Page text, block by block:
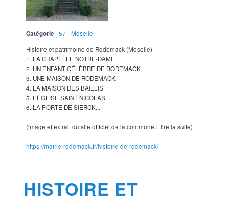
Catégorie
57 - Moselle
Histoire et patrimoine de Rodemack (Moselle)
1. LA CHAPELLE NOTRE-DAME
2. UN ENFANT CÉLÈBRE DE RODEMACK
3. UNE MAISON DE RODEMACK
4. LA MAISON DES BAILLIS
5. L’ÉGLISE SAINT NICOLAS
6. LA PORTE DE SIERCK...
(image et extrait du site officiel de la commune... lire la suite)
https://mairie-rodemack.fr/histoire-de-rodemack/
HISTOIRE ET